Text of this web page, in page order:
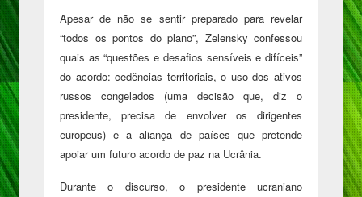
Apesar de não se sentir preparado para revelar
“todos os pontos do plano”, Zelensky confessou
quais as “questões e desafios sensíveis e difíceis”
do acordo:cedências territoriais, o uso dos ativos
russos congelados (uma decisão que, diz o
presidente, precisa de envolver os dirigentes
europeus) e aaliança de países que pretende
apoiar um futuro acordo de paz na Ucrânia.
Durante o discurso, o presidente ucraniano